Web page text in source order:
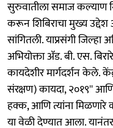
सुरुवातीला समाज कल्याण
करून शिबिराचा मुख्य
सांगितली. याप्रसंगी जिल्हा
अभियोक्ता ॲड. बी. एस.
कायदेशीर मार्गदर्शन केले.
संरक्षण) कायदा, २०१९''
हक्क, आणि त्यांना मिळणारे
या वेळी देण्यात आला.